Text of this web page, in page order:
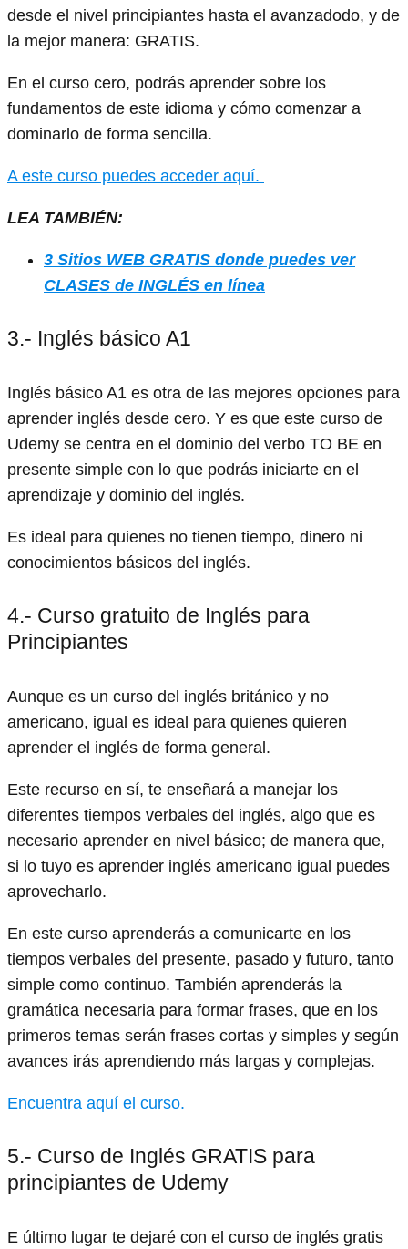
desde el nivel principiantes hasta el avanzadodo, y de
la mejor manera: GRATIS.
En el curso cero, podrás aprender sobre los
fundamentos de este idioma y cómo comenzar a
dominarlo de forma sencilla.
A este curso puedes acceder aquí.
LEA TAMBIÉN:
3 Sitios WEB GRATIS donde puedes ver
CLASES de INGLÉS en línea
3.- Inglés básico A1
Inglés básico A1 es otra de las mejores opciones para
aprender inglés desde cero. Y es que este curso de
Udemy se centra en el dominio del verbo TO BE en
presente simple con lo que podrás iniciarte en el
aprendizaje y dominio del inglés.
Es ideal para quienes no tienen tiempo, dinero ni
conocimientos básicos del inglés.
4.- Curso gratuito de Inglés para
Principiantes
Aunque es un curso del inglés británico y no
americano, igual es ideal para quienes quieren
aprender el inglés de forma general.
Este recurso en sí, te enseñará a manejar los
diferentes tiempos verbales del inglés, algo que es
necesario aprender en nivel básico; de manera que,
si lo tuyo es aprender inglés americano igual puedes
aprovecharlo.
En este curso aprenderás a comunicarte en los
tiempos verbales del presente, pasado y futuro, tanto
simple como continuo. También aprenderás la
gramática necesaria para formar frases, que en los
primeros temas serán frases cortas y simples y según
avances irás aprendiendo más largas y complejas.
Encuentra aquí el curso.
5.- Curso de Inglés GRATIS para
principiantes de Udemy
E último lugar te dejaré con el curso de inglés gratis